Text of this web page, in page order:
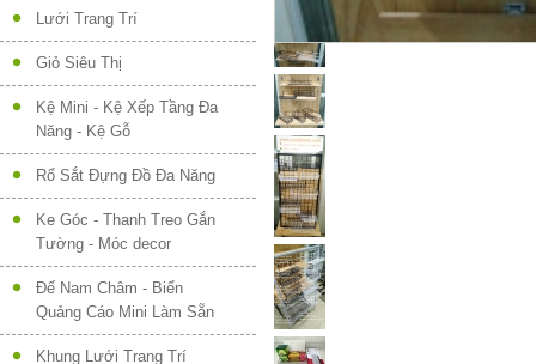
Lưới Trang Trí
Giỏ Siêu Thị
Kệ Mini - Kệ Xếp Tầng Đa
Năng - Kệ Gỗ
Rổ Sắt Đựng Đồ Đa Năng
Ke Góc - Thanh Treo Gắn
Tường - Móc decor
Đế Nam Châm - Biển
Quảng Cáo Mini Làm Sẵn
Khung Lưới Trang Trí